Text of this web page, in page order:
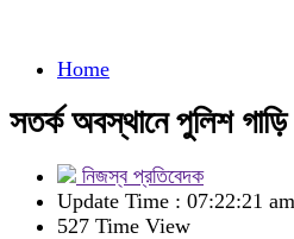
Home
সতর্ক অবস্থানে পুলিশ
নিজস্ব প্রতিবেদক
Update Time : 07:22:21
527 Time View